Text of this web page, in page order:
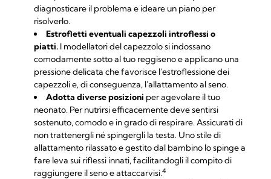
diagnosticare il problema e ideare un piano per
risolverlo.
Estrofletti eventuali capezzoli introflessi o
piatti. I modellatori del capezzolosi indossano
comodamente sotto al tuo reggiseno e applicano una
pressione delicata che favorisce l'estroflessione dei
capezzoli e, di conseguenza, l'allattamento al seno.
Adotta diverse posizioni per agevolare il tuo
neonato. Per nutrirsi efficacemente deve sentirsi
sostenuto, comodo e in grado di respirare. Assicurati di
non trattenergli né spingergli la testa. Uno stile di
allattamento rilassato e gestito dal bambino lo spinge a
fare leva sui riflessi innati, facilitandogli il compito di
raggiungere il seno e attaccarvisi.4